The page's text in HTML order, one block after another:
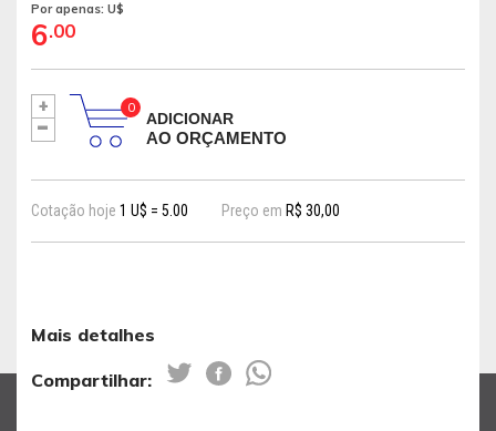
Por apenas: U$
6.00
+
- ADICIONAR
AO ORÇAMENTO
Cotação hoje 1 U$ = 5.00 Preço em R$ 30,00
Mais detalhes
Compartilhar: